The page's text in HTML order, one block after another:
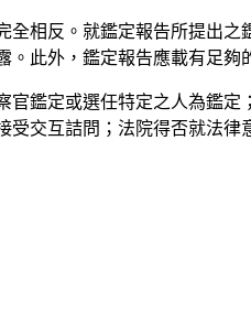
相反。就鑑定報告所提出
此外，鑑定報告應載有足
鑑定或選任特定之人為鑑
交互詰問；法院得否就法律